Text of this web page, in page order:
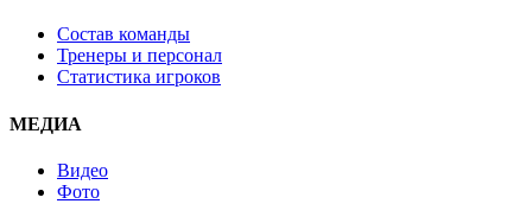
Состав команды
Тренеры и персонал
Статистика игроков
МЕДИА
Видео
Фото